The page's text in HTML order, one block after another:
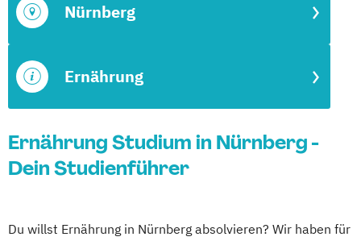
Ernährung
Nürnberg
Ernährung Studium in Nürnberg -
Dein Studienführer
Du willst Ernährung in Nürnberg absolvieren? Wir haben für